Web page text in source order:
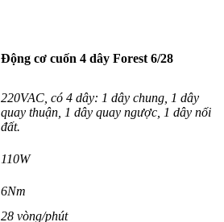
Động cơ cuốn 4 dây Forest 6/28
220VAC, có 4 dây: 1 dây chung, 1 dây
quay thuận, 1 dây quay ngược, 1 dây nối
đất.
110W
6Nm
28 vòng/phút